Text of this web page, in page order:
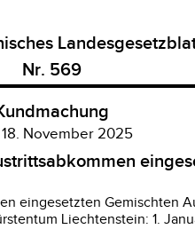
Nr. 569
November 2025
eingesetzten Gemischten
Liechtenstein: 1.